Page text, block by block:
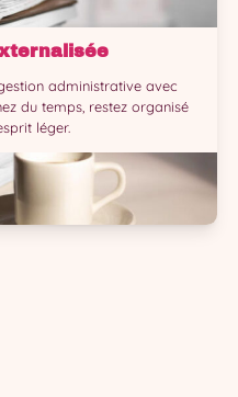
administrative avec
du temps, restez organisé
léger.